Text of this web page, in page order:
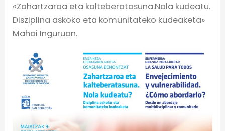
«Zahartzaroa eta kalteberatasuna.Nola kudeatu.
Disziplina askoko eta komunitateko kudeaketa»
Mahai Inguruan.